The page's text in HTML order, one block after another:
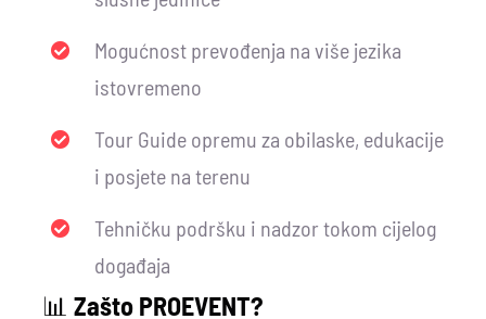
Mogućnost prevođenja na više jezika
istovremeno
Tour Guide opremu za obilaske, edukacije
i posjete na terenu
Tehničku podršku i nadzor tokom cijelog
događaja
📊 Zašto PROEVENT?